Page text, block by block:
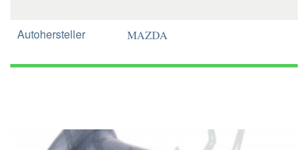
Autohersteller MAZDA